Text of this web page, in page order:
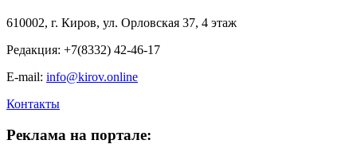
610002, г. Киров, ул. Орловская 37, 4 этаж
Редакция: +7(8332) 42-46-17
E-mail: info@kirov.online
Контакты
Реклама на портале: